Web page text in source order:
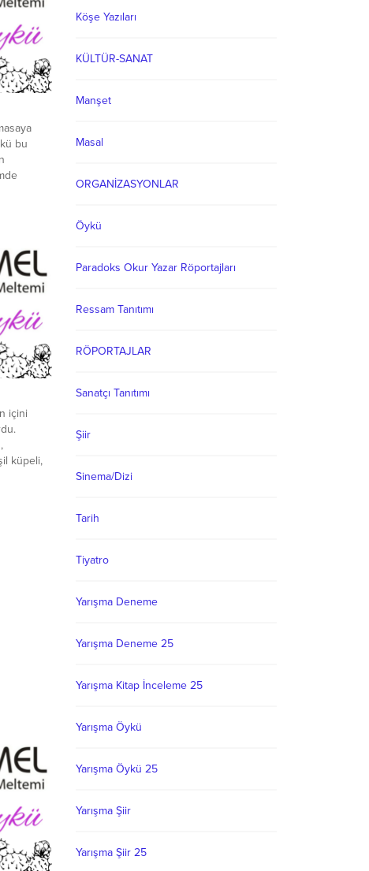
bu
Zaten
içini
küpeli,
gererek,
Köşe Yazıları
KÜLTÜR-SANAT
Manşet
Masal
ORGANİZASYONLAR
Öykü
Paradoks Okur Yazar Röportajları
Ressam Tanıtımı
RÖPORTAJLAR
Sanatçı Tanıtımı
Şiir
Sinema/Dizi
Tarih
Tiyatro
Yarışma Deneme
Yarışma Deneme 25
Yarışma Kitap İnceleme 25
Yarışma Öykü
Yarışma Öykü 25
Yarışma Şiir
Yarışma Şiir 25